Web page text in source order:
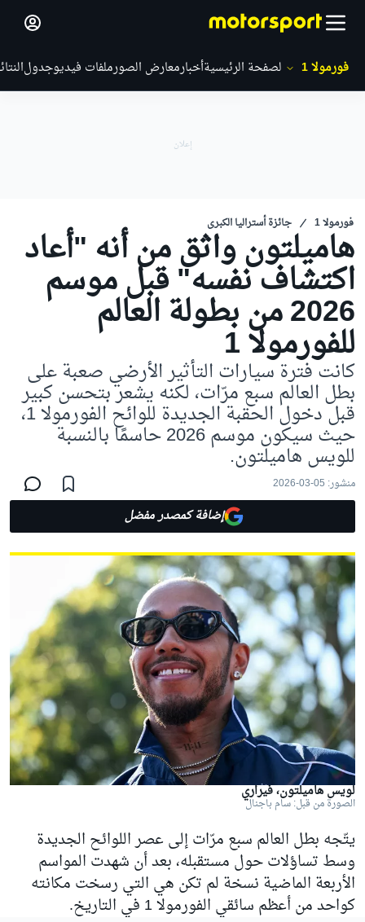
فورمولا 1 الصفحة الرئيسيةأخبارمعارض الصورملفات فيديوجدول
فورمولا 1 جائزة أستراليا الكبرى
هاميلتون واثق من أنه "أعاد
اكتشاف نفسه" قبل موسم
2026 من بطولة العالم
للفورمولا 1
كانت فترة سيارات التأثير الأرضي صعبة على
بطل العالم سبع مرّات، لكنه يشعر بتحسن كبير
قبل دخول الحقبة الجديدة للوائح الفورمولا 1،
حيث سيكون موسم 2026 حاسمًا بالنسبة
للويس هاميلتون.
منشور: 05-03-2026
إضافة كمصدر مفضل
لويس هاميلتون، فيراري
الصورة من قبل: سام باجنال
يتّجه بطل العالم سبع مرّات إلى عصر اللوائح الجديدة
وسط تساؤلات حول مستقبله، بعد أن شهدت المواسم
الأربعة الماضية نسخة لم تكن هي التي رسخت مكانته
كواحد من أعظم سائقي الفورمولا 1 في التاريخ.